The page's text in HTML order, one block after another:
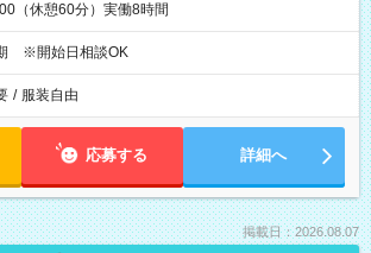
（休憩60分）実働8時間
※開始日相談OK
/ 服装自由
応募する 詳細へ
掲載日：2026.08.07